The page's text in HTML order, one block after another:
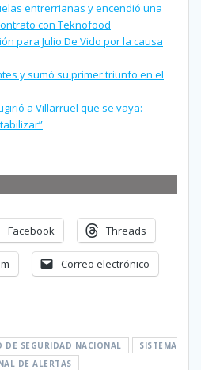
entrerrianas y encendió una
con Teknofood
para Julio De Vido por la causa
y sumó su primer triunfo en el
a Villarruel que se vaya:
Facebook Threads
Correo electrónico
DE SEGURIDAD NACIONAL
SISTEMA
DE ALERTAS